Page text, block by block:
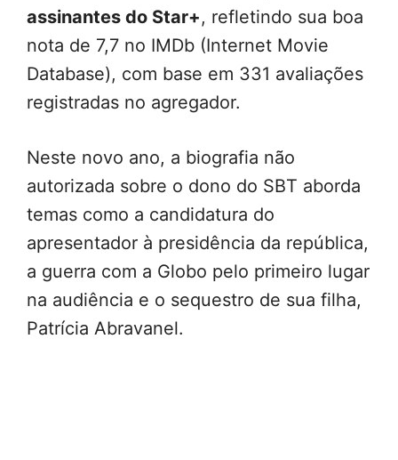
assinantes do Star+, refletindo sua boa
nota de 7,7 no IMDb (Internet Movie
Database), com base em 331 avaliações
registradas no agregador.
Neste novo ano, a biografia não
autorizada sobre o dono do SBT aborda
temas como a candidatura do
apresentador à presidência da república,
a guerra com a Globo pelo primeiro lugar
na audiência e o sequestro de sua filha,
Patrícia Abravanel.